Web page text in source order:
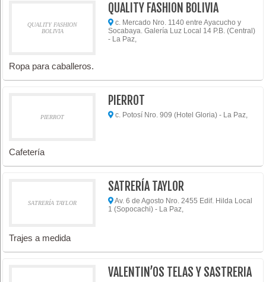
QUALITY FASHION
BOLIVIA
QUALITY FASHION BOLIVIA
c. Mercado Nro. 1140 entre Ayacucho y
Socabaya. Galería Luz Local 14 P.B. (Central)
- La Paz,
Ropa para caballeros.
PIERROT
PIERROT
c. Potosí Nro. 909 (Hotel Gloria) - La Paz,
Cafetería
SATRERÍA TAYLOR
SATRERÍA TAYLOR
Av. 6 de Agosto Nro. 2455 Edif. Hilda Local
1 (Sopocachi) - La Paz,
Trajes a medida
VALENTIN’OS TELAS Y SASTRERIA